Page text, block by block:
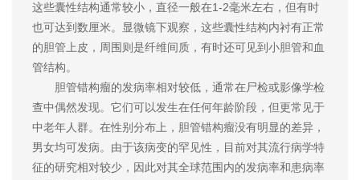
这些囊性结构通常较小，直径一般在1-2毫米左右，但有时
也可达到数厘米。显微镜下观察，这些囊性结构内衬有正常
的胆管上皮，周围则是纤维间质，有时还可见到小胆管和血
管结构。
胆管错构瘤的发病率相对较低，通常在尸检或影像学检
查中偶然发现。它们可以发生在任何年龄阶段，但更常见于
中老年人群。在性别分布上，胆管错构瘤没有明显的差异，
男女均可发病。由于该病变的罕见性，目前对其流行病学特
征的研究相对较少，因此对其全球范围内的发病率和患病率